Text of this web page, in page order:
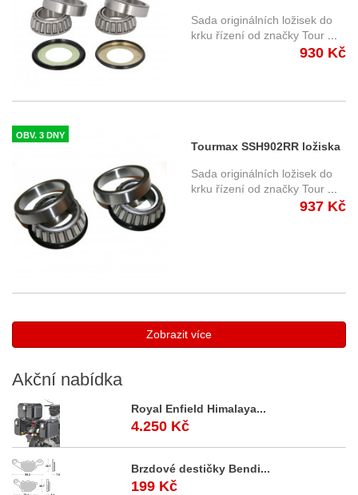
do krku řízení Honda
Sada originálních ložisek do
krku řízení od značky Tour
930 Kč
OBV. 3 DNY
Tourmax SSH902RR ložiska
do krku řízení Honda
Sada originálních ložisek do
krku řízení od značky Tour
937 Kč
Zobrazit více
Akční nabídka
Royal Enfield Himalaya...
4.250 Kč
Brzdové destičky Bendi...
199 Kč